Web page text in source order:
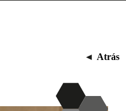
◄ Atrás